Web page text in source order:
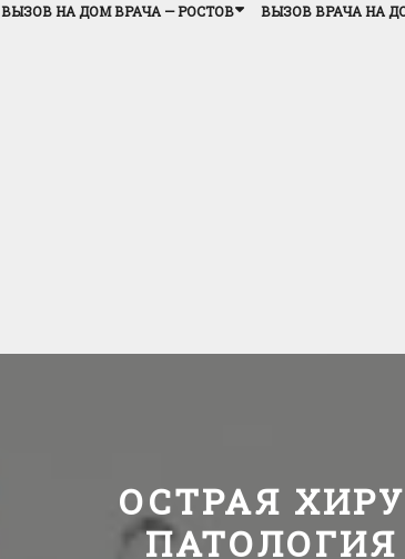
ВЫЗОВ НА ДОМ ВРАЧА — РОСТОВ ВЫЗОВ ВРАЧА НА
ОСТРАЯ